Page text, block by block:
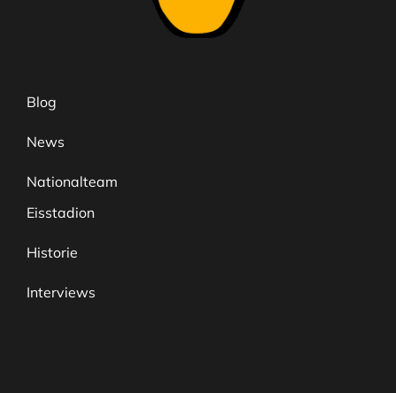
Blog
News
Nationalteam
Eisstadion
Historie
Interviews